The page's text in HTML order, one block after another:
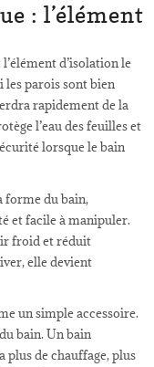
: l’élément
d’isolation le
les parois sont bien
rapidement de la
l’eau des feuilles et
lorsque le bain
forme du bain,
et facile à manipuler.
froid et réduit
elle devient
un simple accessoire.
bain. Un bain
plus de chauffage, plus